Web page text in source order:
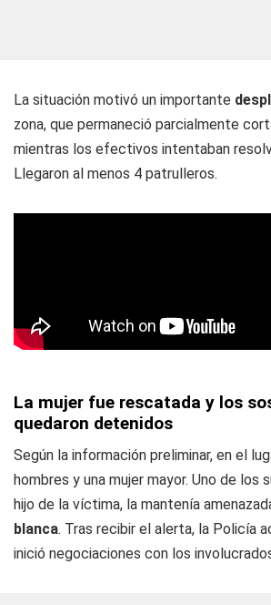
La situación motivó un importante
zona, que permaneció parcialmente
mientras los efectivos intentaban
Llegaron al menos 4 patrulleros.
La mujer fue rescatada y los
quedaron detenidos
Según la información preliminar, en el
hombres y una mujer mayor. Uno de los
hijo de la víctima, la mantenía
blanca. Tras recibir el alerta, la Policía
inició negociaciones con los